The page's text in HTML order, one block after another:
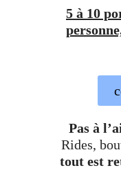
5 à 10
Pas à
Rides,
tout est